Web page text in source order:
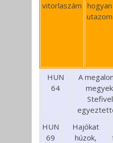
vitorlaszám hogyan
utazom
HUN
64
A
Stefivel
HUN
69
Hajókat
húzok,